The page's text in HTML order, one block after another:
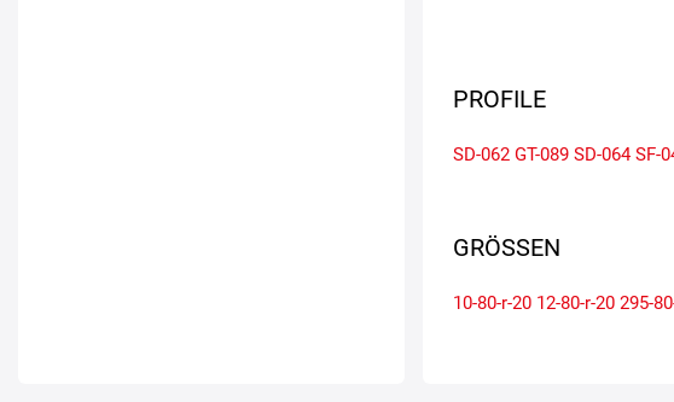
PROFILE
SD-062 GT-089 SD-064 SF-
GRÖSSEN
10-80-r-20 12-80-r-20 295-